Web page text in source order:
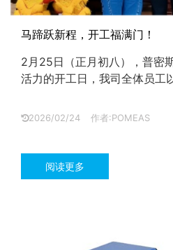
马蹄跃新程，开工福满门！
2月25日（正月初八），普密
活力的开工日，我司全体员工
2026/02/24 作者:POMEAS
阅读更多